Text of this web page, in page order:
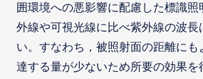
囲環境への悪影響に配慮した標識
外線や可視光線に比べ紫外線の波長
い。すなわち，被照射面の距離にも
達する量が少ないため所要の効果を